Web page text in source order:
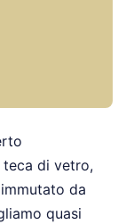
di vetro,
da
quasi